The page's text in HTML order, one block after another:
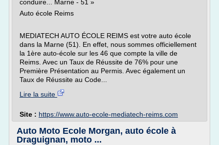
conduire... Marne - 51 »
Auto école Reims
MEDIATECH AUTO ÉCOLE REIMS est votre auto école
dans la Marne (51). En effet, nous sommes officiellement
la 1ère auto-école sur les 46 que compte la ville de
Reims. Avec un Taux de Réussite de 76% pour une
Première Présentation au Permis. Avec également un
Taux de Réussite au Code...
Lire la suite
Site : https://www.auto-ecole-mediatech-reims.com
Auto Moto Ecole Morgan, auto école à
Draguignan, moto ...